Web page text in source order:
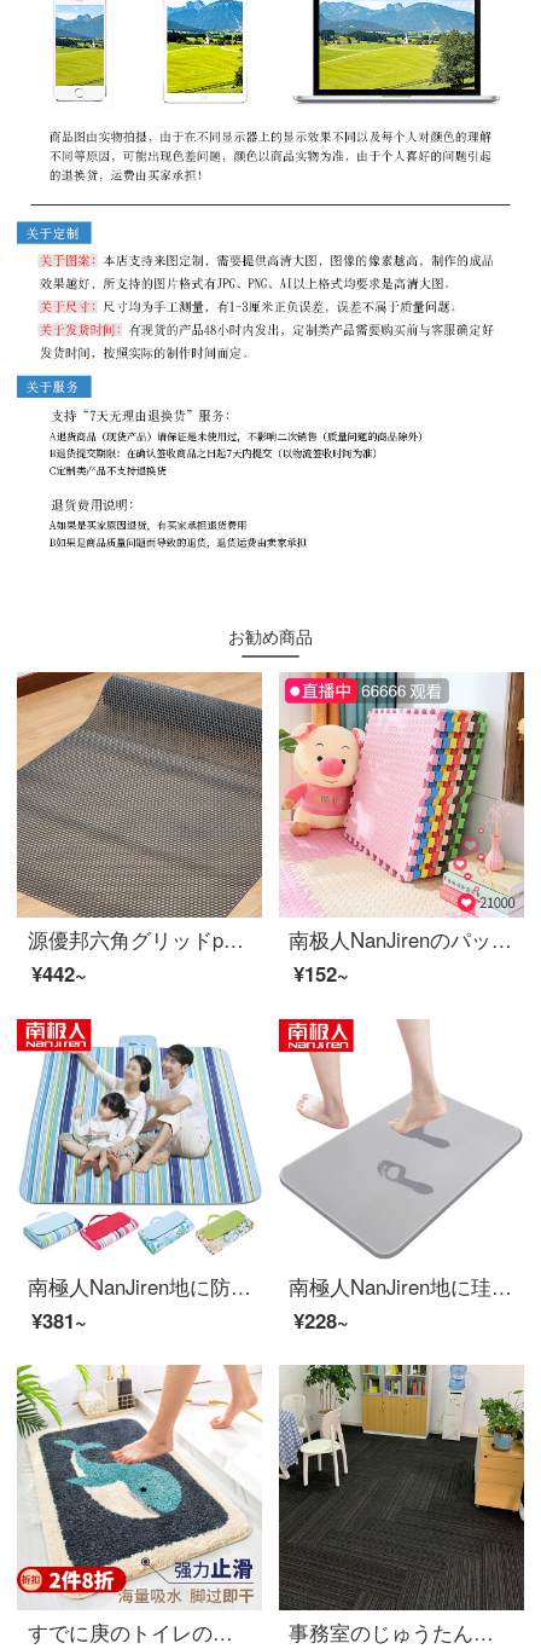
お勧め商品
源優邦六角グリッドpvc浴室滑り止めマットプールシャワー室トイレのマットが透ける防水キッチンマット食堂果物野菜プラスチックトイレの滑り止めパッド六角灰色1.2メートル幅*1メートル長さ単価
¥442~
南极人NanJirenのパッド子供のベッドルームのジグソーパズルの床の赤ちゃんの爬行パッドの厚い泡のパッド畳の滑り止めマットのゲームパッド30*30 cmカレーライス9枚セット
¥152~
南極人NanJiren地に防湿を敷いてピクニック用に野外野外のピクニックマットを敷いて、公園のピクニックビーチテントに子供用のクッションを敷いて、150*200 cmの青いマットを敷いています。
¥381~
南極人NanJiren地に珪藻泥のフロアマットを敷いて、バスルームの滑り止めマットを吸い込みます。トイレのキッチンマット35*45 cm
¥228~
すでに庚のトイレの浴室の入り口の家庭用吸水滑り止めマットバスタブの浴室マットトイレの吸水マットの入り口に入ります。
事務室のじゅうたんは正方形の寝室をつなぎ合わせて部屋の居間の長方形のオフィスビルをいっぱい敷いて、簡単な絨毯を書きます。